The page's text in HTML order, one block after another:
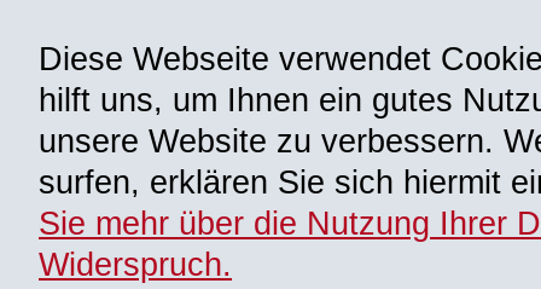
Diese Webseite verwendet
hilft uns, um Ihnen ein gutes
unsere Website zu verbessern.
surfen, erklären Sie sich hiermit
Sie mehr über die Nutzung Ihrer
Widerspruch.